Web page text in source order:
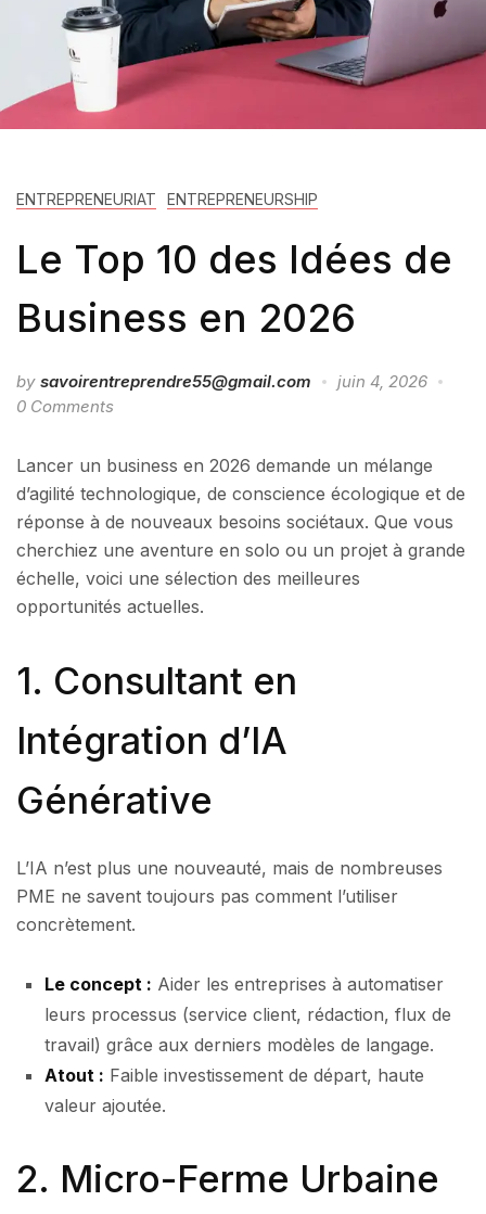
ENTREPRENEURIAT ENTREPRENEURSHIP
Le Top 10 des Idées de
Business en 2026
by savoirentreprendre55@gmail.com
juin 4, 2026
0 Comments
Lancer un business en 2026 demande un mélange
d’agilité technologique, de conscience écologique et de
réponse à de nouveaux besoins sociétaux. Que vous
cherchiez une aventure en solo ou un projet à grande
échelle, voici une sélection des meilleures
opportunités actuelles.
1. Consultant en
Intégration d’IA
Générative
L’IA n’est plus une nouveauté, mais de nombreuses
PME ne savent toujours pas comment l’utiliser
concrètement.
Le concept : Aider les entreprises à automatiser
leurs processus (service client, rédaction, flux de
travail) grâce aux derniers modèles de langage.
Atout : Faible investissement de départ, haute
valeur ajoutée.
2. Micro-Ferme Urbaine